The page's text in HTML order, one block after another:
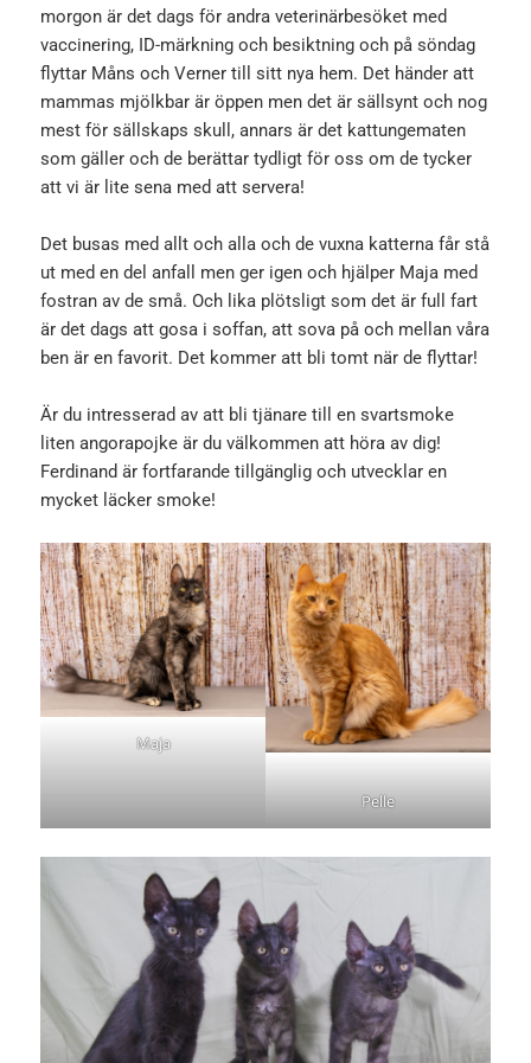
morgon är det dags för andra veterinärbesöket med
vaccinering, ID-märkning och besiktning och på söndag
flyttar Måns och Verner till sitt nya hem. Det händer att
mammas mjölkbar är öppen men det är sällsynt och nog
mest för sällskaps skull, annars är det kattungematen
som gäller och de berättar tydligt för oss om de tycker
att vi är lite sena med att servera!
Det busas med allt och alla och de vuxna katterna får stå
ut med en del anfall men ger igen och hjälper Maja med
fostran av de små. Och lika plötsligt som det är full fart
är det dags att gosa i soffan, att sova på och mellan våra
ben är en favorit. Det kommer att bli tomt när de flyttar!
Är du intresserad av att bli tjänare till en svartsmoke
liten angorapojke är du välkommen att höra av dig!
Ferdinand är fortfarande tillgänglig och utvecklar en
mycket läcker smoke!
Maja
Pelle